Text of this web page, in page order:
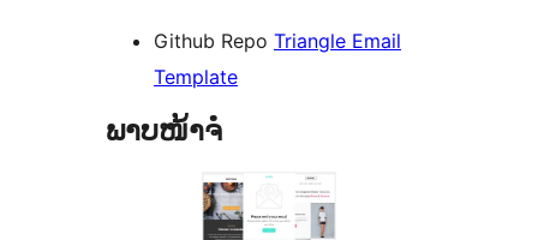
Github Repo Triangle Email
Template
ພາບໜ້າຈໍ